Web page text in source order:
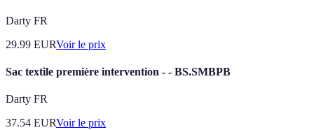
Darty FR
29.99 EURVoir le prix
Sac textile première intervention - - BS.SMBPB
Darty FR
37.54 EURVoir le prix